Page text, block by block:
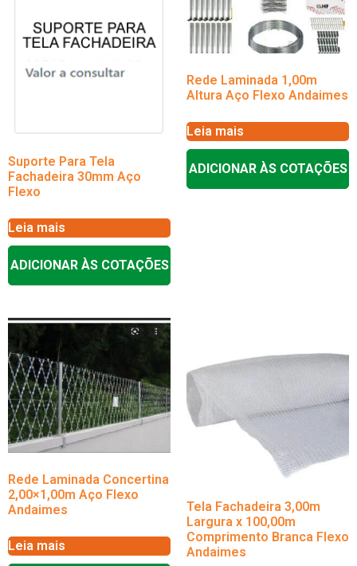
Suporte Para Tela
Fachadeira 30mm Aço
Flexo
Leia mais
ADICIONAR ÀS COTAÇÕES
Rede Laminada 1,00m
Altura Aço Flexo Andaimes
Leia mais
ADICIONAR ÀS COTAÇÕES
Rede Laminada Concertina
2,00×1,00m Aço Flexo
Andaimes
Leia mais
Tela Fachadeira 3,00m
Largura x 100,00m
Comprimento Branca Flexo
Andaimes